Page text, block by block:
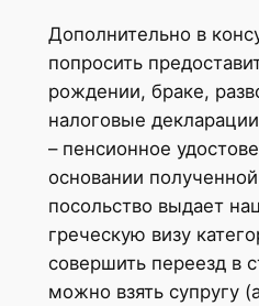
Дополнительно в
попросить
рождении, браке,
налоговые
– пенсионное
основании
посольство выдает
греческую визу
совершить переезд в
можно взять супругу